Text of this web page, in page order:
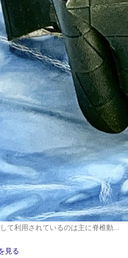
て利用されているのは主に脊椎動…
見る